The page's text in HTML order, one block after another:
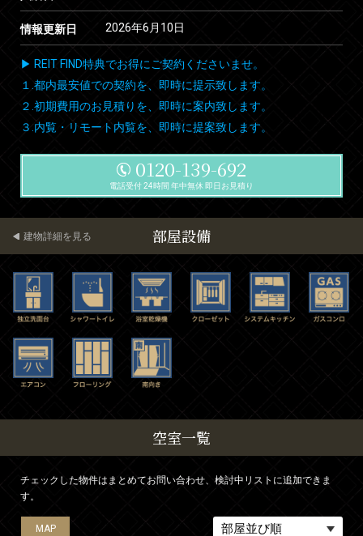
情報更新日 2026年6月10日
▶ REIT FIND特典でお得にご契約くださいませ。
１.都内最安値での契約を、即時に提示致します。
２.初期費用のお見積りを、即時に案内致します。
３.内覧・リモート内覧を、即時に提案致します。
0120-139-692
電話受付 24時間 年中無休 即日お見積り
部屋設備
建物詳細を見る
空室一覧
チェックした物件はまとめてお問い合わせ、検討中リストに追加できま
す。
MAP
MAP
MAP
MAP
MAP